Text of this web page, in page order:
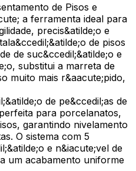
de Pisos e
a ferramenta ideal para
precis&atilde;o e
de pisos
de suc&ccedil;&atilde;o e
substitui a marreta de
muito mais r&aacute;pido,
de pe&ccedil;as de
para porcelanatos,
garantindo nivelamento
O sistema com 5
e n&iacute;vel de
um acabamento uniforme